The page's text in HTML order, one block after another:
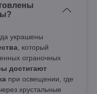
украшены
, который
ограночных
достигают
при освещении, где
хрустальные